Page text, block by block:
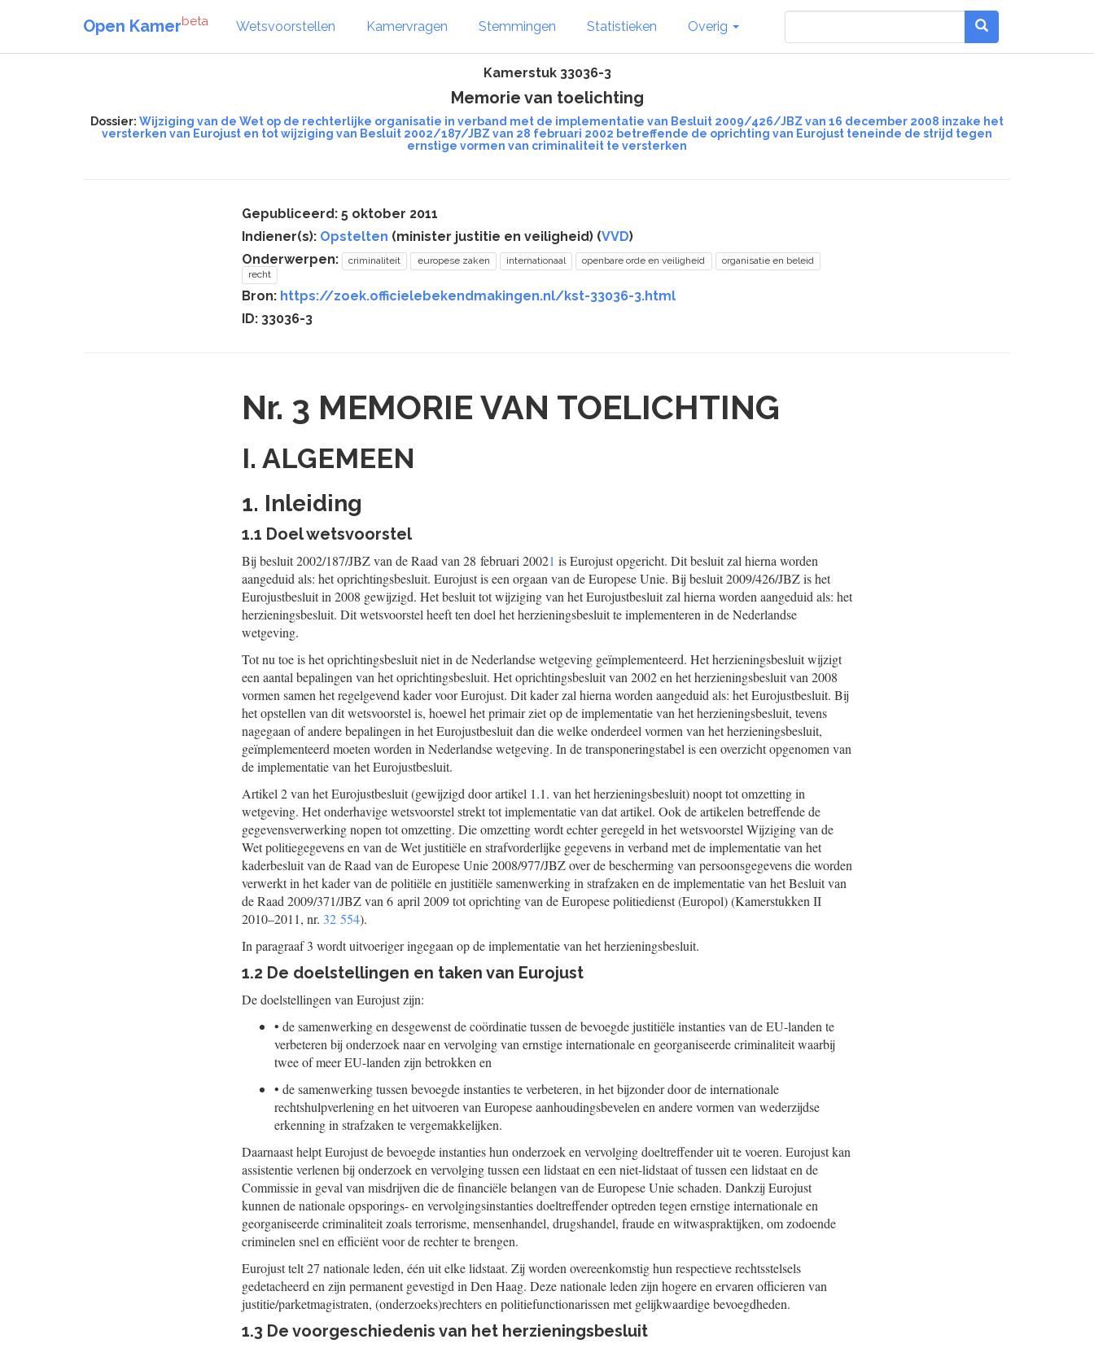
Open Kamerbeta Wetsvoorstellen Kamervragen Stemmingen Statistieken Overig
Kamerstuk 33036-3
Memorie van toelichting
Dossier: Wijziging van de Wet op de rechterlijke organisatie in verband met de implementatie van Besluit 2009/426/JBZ van 16 december 2008 inzake het
versterken van Eurojust en tot wijziging van Besluit 2002/187/JBZ van 28 februari 2002 betreffende de oprichting van Eurojust teneinde de strijd tegen
ernstige vormen van criminaliteit te versterken
Gepubliceerd: 5 oktober 2011
Indiener(s): Opstelten (minister justitie en veiligheid) (VVD)
Onderwerpen:
criminaliteit europese zaken internationaal openbare orde en veiligheid
organisatie en beleid
recht
Bron: https://zoek.officielebekendmakingen.nl/kst-33036-3.html
ID: 33036-3
Nr. 3 MEMORIE VAN TOELICHTING
I. ALGEMEEN
1. Inleiding
1.1 Doel wetsvoorstel
Bij besluit 2002/187/JBZ van de Raad van 28 februari 20021 is Eurojust opgericht. Dit besluit zal hierna worden
aangeduid als: het oprichtingsbesluit. Eurojust is een orgaan van de Europese Unie. Bij besluit 2009/426/JBZ is het
Eurojustbesluit in 2008 gewijzigd. Het besluit tot wijziging van het Eurojustbesluit zal hierna worden aangeduid als: het
herzieningsbesluit. Dit wetsvoorstel heeft ten doel het herzieningsbesluit te implementeren in de Nederlandse
wetgeving.
Tot nu toe is het oprichtingsbesluit niet in de Nederlandse wetgeving geïmplementeerd. Het herzieningsbesluit wijzigt
een aantal bepalingen van het oprichtingsbesluit. Het oprichtingsbesluit van 2002 en het herzieningsbesluit van 2008
vormen samen het regelgevend kader voor Eurojust. Dit kader zal hierna worden aangeduid als: het Eurojustbesluit. Bij
het opstellen van dit wetsvoorstel is, hoewel het primair ziet op de implementatie van het herzieningsbesluit, tevens
nagegaan of andere bepalingen in het Eurojustbesluit dan die welke onderdeel vormen van het herzieningsbesluit,
geïmplementeerd moeten worden in Nederlandse wetgeving. In de transponeringstabel is een overzicht opgenomen van
de implementatie van het Eurojustbesluit.
Artikel 2 van het Eurojustbesluit (gewijzigd door artikel 1.1. van het herzieningsbesluit) noopt tot omzetting in
wetgeving. Het onderhavige wetsvoorstel strekt tot implementatie van dat artikel. Ook de artikelen betreffende de
gegevensverwerking nopen tot omzetting. Die omzetting wordt echter geregeld in het wetsvoorstel Wijziging van de
Wet politiegegevens en van de Wet justitiële en strafvorderlijke gegevens in verband met de implementatie van het
kaderbesluit van de Raad van de Europese Unie 2008/977/JBZ over de bescherming van persoonsgegevens die worden
verwerkt in het kader van de politiële en justitiële samenwerking in strafzaken en de implementatie van het Besluit van
de Raad 2009/371/JBZ van 6 april 2009 tot oprichting van de Europese politiedienst (Europol) (Kamerstukken II
2010–2011, nr. 32 554).
In paragraaf 3 wordt uitvoeriger ingegaan op de implementatie van het herzieningsbesluit.
1.2 De doelstellingen en taken van Eurojust
De doelstellingen van Eurojust zijn:
• de samenwerking en desgewenst de coördinatie tussen de bevoegde justitiële instanties van de EU-landen te
verbeteren bij onderzoek naar en vervolging van ernstige internationale en georganiseerde criminaliteit waarbij
twee of meer EU-landen zijn betrokken en
• de samenwerking tussen bevoegde instanties te verbeteren, in het bijzonder door de internationale
rechtshulpverlening en het uitvoeren van Europese aanhoudingsbevelen en andere vormen van wederzijdse
erkenning in strafzaken te vergemakkelijken.
Daarnaast helpt Eurojust de bevoegde instanties hun onderzoek en vervolging doeltreffender uit te voeren. Eurojust kan
assistentie verlenen bij onderzoek en vervolging tussen een lidstaat en een niet-lidstaat of tussen een lidstaat en de
Commissie in geval van misdrijven die de financiële belangen van de Europese Unie schaden. Dankzij Eurojust
kunnen de nationale opsporings- en vervolgingsinstanties doeltreffender optreden tegen ernstige internationale en
georganiseerde criminaliteit zoals terrorisme, mensenhandel, drugshandel, fraude en witwaspraktijken, om zodoende
criminelen snel en efficiënt voor de rechter te brengen.
Eurojust telt 27 nationale leden, één uit elke lidstaat. Zij worden overeenkomstig hun respectieve rechtsstelsels
gedetacheerd en zijn permanent gevestigd in Den Haag. Deze nationale leden zijn hogere en ervaren officieren van
justitie/parketmagistraten, (onderzoeks)rechters en politiefunctionarissen met gelijkwaardige bevoegdheden.
1.3 De voorgeschiedenis van het herzieningsbesluit